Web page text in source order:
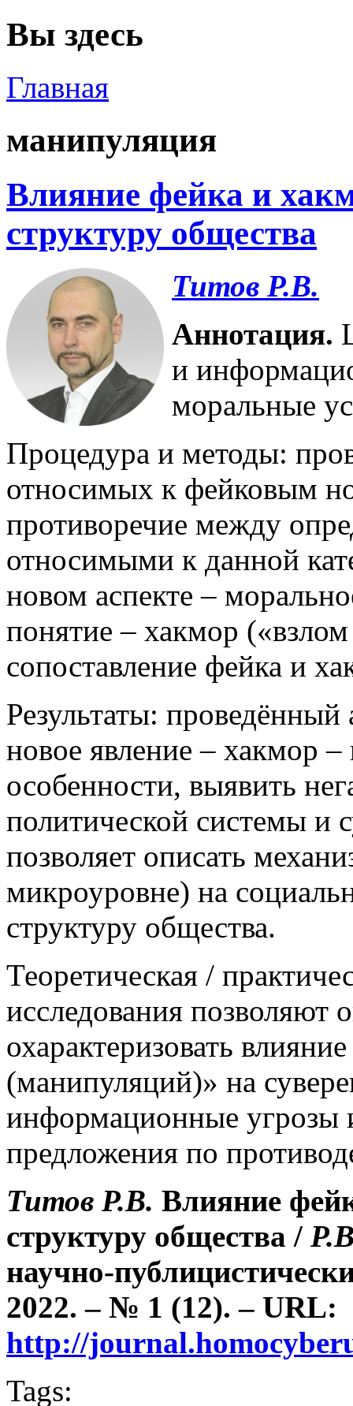
Вы здесь
Главная
манипуляция
Влияние фейка и
структуру общества
Титов Р.В.
Аннотация.
и
моральные
Процедура и методы:
относимых к фейковым
противоречие между
относимыми к данной
новом аспекте –
понятие – хакмор
сопоставление фейка и
Результаты: проведённый
новое явление – хакмор
особенности, выявить
политической системы и
позволяет описать
микроуровне) на
структуру общества.
Теоретическая /
исследования позволяют
охарактеризовать
(манипуляций)» на
информационные угрозы
предложения по
Титов Р.В. Влияние
структуру общества /
научно-
2022. – № 1 (12). – URL:
http://
Tags: